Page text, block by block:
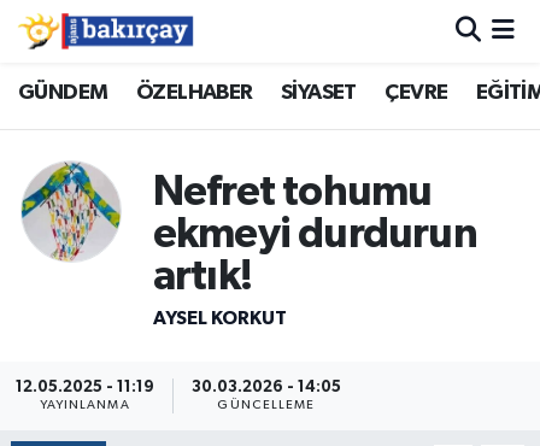
GÜNDEM ÖZELHABER SİYASET ÇEVRE
Nefret tohumu
ekmeyi durdurun
artık!
AYSEL KORKUT
12.05.2025 - 11:19
YAYINLANMA
30.03.2026 - 14:05
GÜNCELLEME
İzmir Nöbetçi Eczaneler
İzmir Namaz Vakitleri
İzmir Trafik Yoğunluk Haritası
Tüm Manşetler